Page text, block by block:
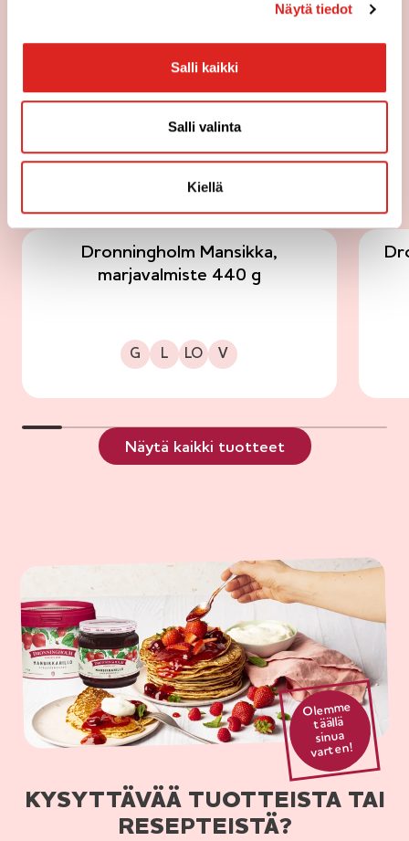
Näytä tiedot
Salli kaikki
Salli valinta
Kiellä
Tähtitortun uudet muodot. Katso kivat taitteluvinkit.
KATSO DRONNINGHOLMIN
KAIKKI TUOTTEET
Dronningholm Mansikka,
marjavalmiste 440 g
G
Gluteeniton L LO
Sopii lakto-ovo ruokavalioon V
Sopii vegaaniseen ruokavalioon
Näytä kaikki tuotteet
Olemme
täällä
sinua
varten!
KYSYTTÄVÄÄ TUOTTEISTA TAI
RESEPTEISTÄ?